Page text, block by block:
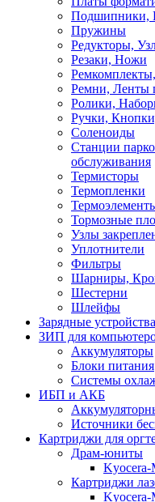
Подшипники,
Пружины
Редукторы,
Резаки, Ножи
Ремни, Ленты
Ролики,
Ручки,
Соленоиды
Станции
обслуживания
Термисторы
Термопленки
Тормозные
Узлы
Уплотнители
Фильтры
Шарниры,
Шестерни
Шлейфы
Зарядные
ЗИП для
Аккумуляторы
Блоки питания
Системы
ИБП и АКБ
Источники
Картриджи для
Драм-юниты
Kyocera-
Картриджи
Kyocera-